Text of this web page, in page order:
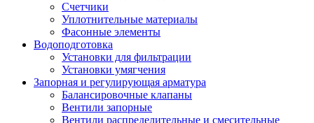
Счетчики
Уплотнительные материалы
Фасонные элементы
Водоподготовка
Установки для фильтрации
Установки умягчения
Запорная и регулирующая арматура
Балансировочные клапаны
Вентили запорные
Вентили распределительные и смесительные